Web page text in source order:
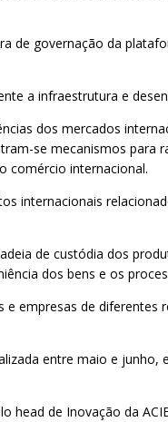
de governação da
a infraestrutura e
dos mercados
se mecanismos para
comércio internacional.
internacionais
de custódia dos
dos bens e os
empresas de diferentes
entre maio e junho,
head de Inovação da